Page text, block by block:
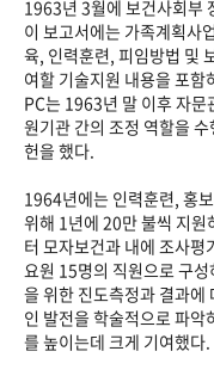
1963년 3월에 보건사회부
이 보고서에는 가족계획사
육, 인력훈련, 피임방법 및
여할 기술지원 내용을 포함
PC는 1963년 말 이후 자문
원기관 간의 조정 역할을
헌을 했다.
1964년에는 인력훈련, 홍
위해 1년에 20만 불씩 지
터 모자보건과 내에 조사
요원 15명의 직원으로 구
을 위한 진도측정과 결과에
인 발전을 학술적으로 파
를 높이는데 크게 기여했다.